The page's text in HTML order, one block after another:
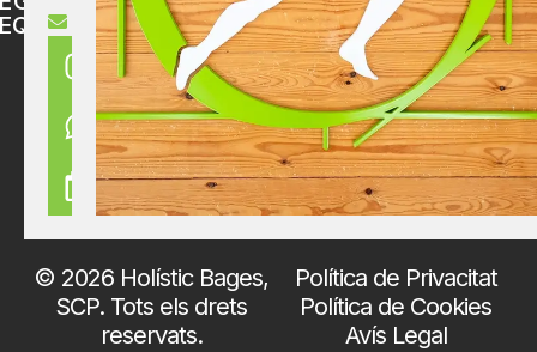
holisticbages@gmail.com
© 2026 Holístic Bages,
SCP. Tots els drets
reservats.
Política de Privacitat
Política de Cookies
Avís Legal